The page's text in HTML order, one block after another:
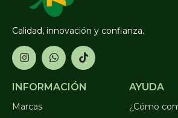
Calidad, innovación y confianza.
INFORMACIÓN
Marcas
AYUDA
¿Cómo